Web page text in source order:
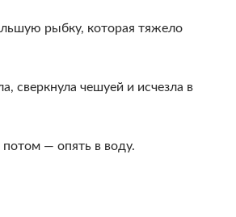
рыбку, которая тяжело
сверкнула чешуей и исчезла в
— опять в воду.